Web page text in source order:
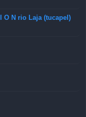
O N rio Laja (tucapel)